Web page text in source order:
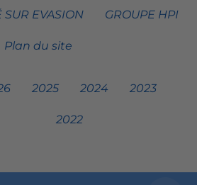
SUR EVASION GROUPE HPI
Plan du site
2025 2024 2023
2022